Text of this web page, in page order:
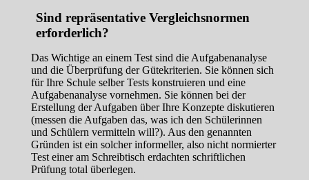
Sind repräsentative Vergleichsnormen
erforderlich?
Das Wichtige an einem Test sind die Aufgabenanalyse
und die Überprüfung der Gütekriterien. Sie können sich
für Ihre Schule selber Tests konstruieren und eine
Aufgabenanalyse vornehmen. Sie können bei der
Erstellung der Aufgaben über Ihre Konzepte diskutieren
(messen die Aufgaben das, was ich den Schülerinnen
und Schülern vermitteln will?). Aus den genannten
Gründen ist ein solcher informeller, also nicht normierter
Test einer am Schreibtisch erdachten schriftlichen
Prüfung total überlegen.